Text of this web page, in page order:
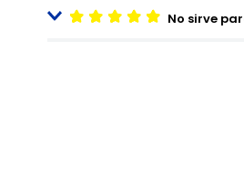
No sirve
porque no tienen tiendas